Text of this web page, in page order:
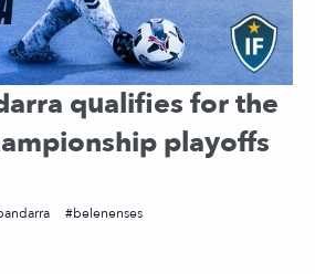
qualifies for the
playoffs
belenenses